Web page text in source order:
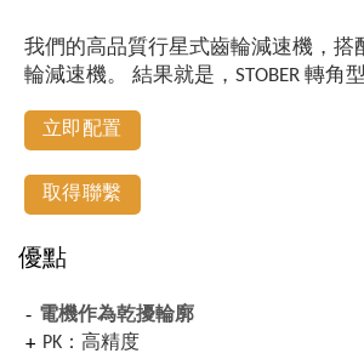
我們的高品質行星式齒輪減速機，搭
輪減速機。 結果就是，STOBER 轉角
立即配置
取得聯繫
優點
電機作為乾擾輪廓
PK：高精度